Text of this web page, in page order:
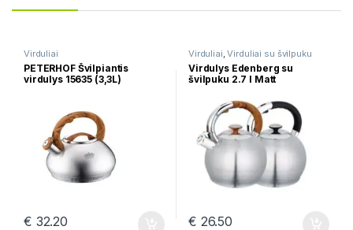
Virduliai
PETERHOF Švilpiantis
virdulys 15635 (3,3L)
€ 32.20
Virduliai,Virduliai su švilpuku
Virdulys Edenberg su
švilpuku 2.7 l Matt
€ 26.50